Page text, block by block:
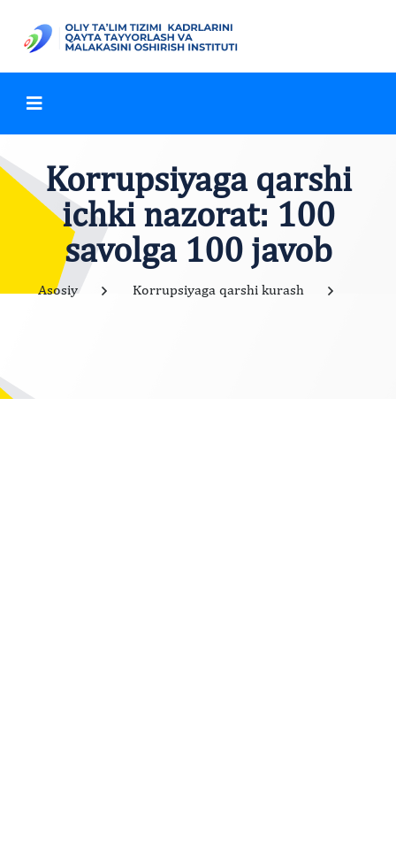
Korrupsiyaga qarshi
ichki nazorat: 100
savolga 100 javob
Asosiy Korrupsiyaga qarshi kurash